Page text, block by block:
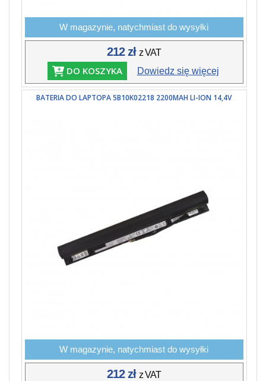
W magazynie, natychmiast do wysyłki
212 złz VAT
DO KOSZYKA Dowiedz się więcej
BATERIA DO LAPTOPA 5B10K02218 2200MAH LI-ION 14,4V
W magazynie, natychmiast do wysyłki
212 złz VAT